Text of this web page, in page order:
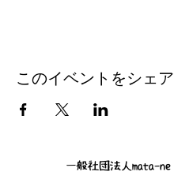
このイベントをシェア
一般社団法人mata-ne